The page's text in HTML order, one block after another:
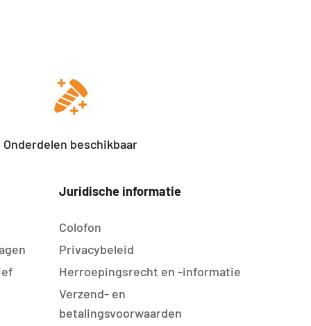
Onderdelen beschikbaar
Juridische informatie
Colofon
Privacybeleid
Herroepingsrecht en -informatie
Verzend- en
betalingsvoorwaarden